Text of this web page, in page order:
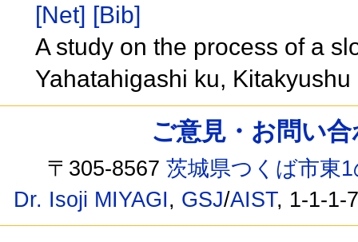
[Net] [Bib]
A study on the process of a
Yahatahigashi ku,
ご意見・お問い
〒305-8567茨城県つくば市東
Dr. Isoji MIYAGI, GSJ/AIST, 1-1-1-